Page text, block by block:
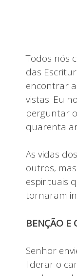
Todos nós
das
encontrar
vistas. Eu
perguntar
quarenta
As vidas
outros,
espirituais
tornaram
BENÇÃO E
Senhor
liderar o